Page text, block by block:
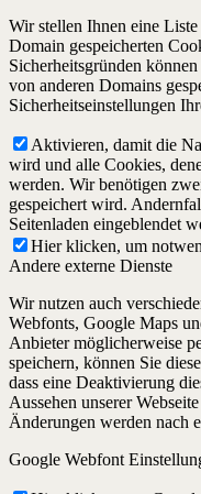
Wir stellen Ihnen eine
Domain gespeicherten
Sicherheitsgründen
von anderen Domains
Sicherheitseinstellungen
Aktivieren, damit die
wird und alle Cookies,
werden. Wir benötigen
gespeichert wird.
Seitenladen eingeblendet
Hier klicken, um
Andere externe Dienste
Wir nutzen auch
Webfonts, Google Maps
Anbieter möglicherweise
speichern, können Sie
dass eine Deaktivierung
Aussehen unserer
Änderungen werden nach
Google Webfont